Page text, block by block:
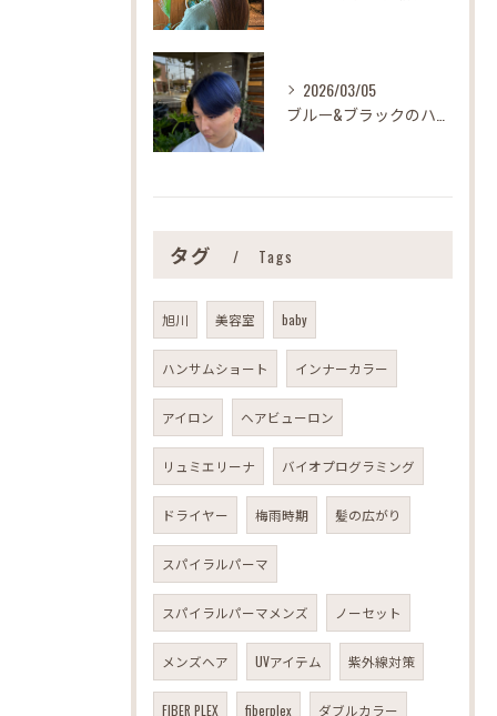
2026/03/05
タグ Tags
旭川 美容室 baby
ハンサムショート インナーカラー
アイロン ヘアビューロン
リュミエリーナ バイオプログラミング
ドライヤー 梅雨時期 髪の広がり
スパイラルパーマ
スパイラルパーマメンズ ノーセット
メンズヘア UVアイテム 紫外線対策
FIBER PLEX fiberplex ダブルカラー